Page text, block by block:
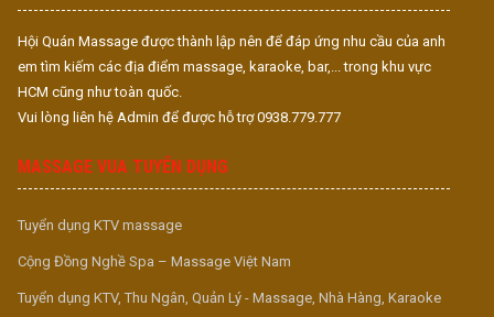
Hội Quán Massage được thành lập nên để đáp ứng nhu cầu của anh
em tìm kiếm các địa điểm massage, karaoke, bar,... trong khu vực
HCM cũng như toàn quốc.
Vui lòng liên hệ Admin để được hỗ trợ 0938.779.777
MASSAGE VUA TUYỂN DỤNG
Tuyển dụng KTV massage
Cộng Đồng Nghề Spa – Massage Việt Nam
Tuyển dụng KTV, Thu Ngân, Quản Lý - Massage, Nhà Hàng, Karaoke